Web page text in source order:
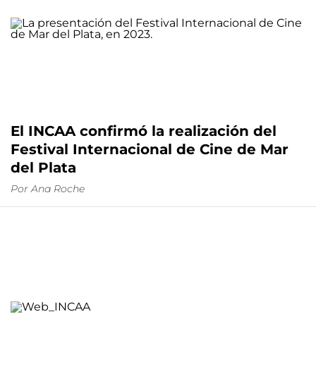
El INCAA confirmó la realización del
Festival Internacional de Cine de Mar
del Plata
Por Ana Roche